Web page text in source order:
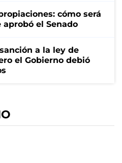
cómo será
el Senado
a la ley de
el Gobierno debió